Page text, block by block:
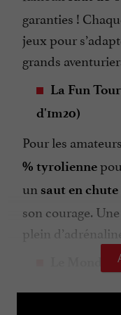
garanties !
jeux pour
grands
La Fun
d'1m20)
Pour les
% tyrolienne
un saut en
son courage.
plein
Le Monde